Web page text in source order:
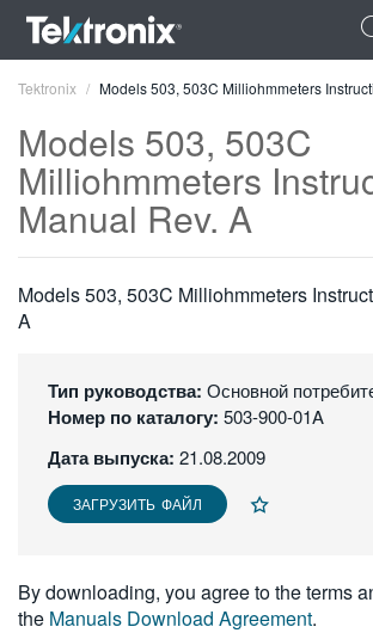
ENGLISH
简体中文
日本語
한국어
Tektronix Models 503, 503C Milliohmmeters
Models 503, 503C
Milliohmmeters
Manual Rev. A
Models 503, 503C Milliohmmeters
A
Тип руководства: Основной
Номер по каталогу: 503-900-01A
Дата выпуска: 21.08.2009
ЗАГРУЗИТЬ ФАЙЛ
By downloading, you agree to the terms
the Manuals Download Agreement.